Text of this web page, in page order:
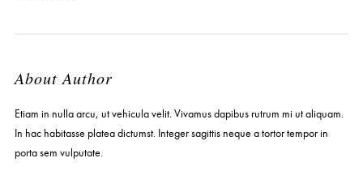
About Author
Etiam in nulla arcu, ut vehicula velit. Vivamus dapibus rutrum mi ut aliquam.
In hac habitasse platea dictumst. Integer sagittis neque a tortor tempor in
porta sem vulputate.